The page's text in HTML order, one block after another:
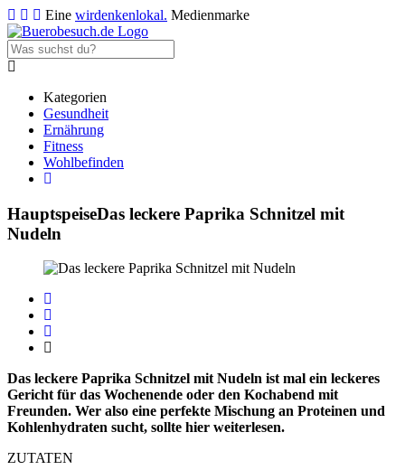
Eine wirdenkenlokal. Medienmarke
Kategorien
Gesundheit
Ernährung
Fitness
Wohlbefinden
HauptspeiseDas leckere Paprika Schnitzel mit
Nudeln
Das leckere Paprika Schnitzel mit Nudeln ist mal ein leckeres
Gericht für das Wochenende oder den Kochabend mit
Freunden. Wer also eine perfekte Mischung an Proteinen und
Kohlenhydraten sucht, sollte hier weiterlesen.
ZUTATEN